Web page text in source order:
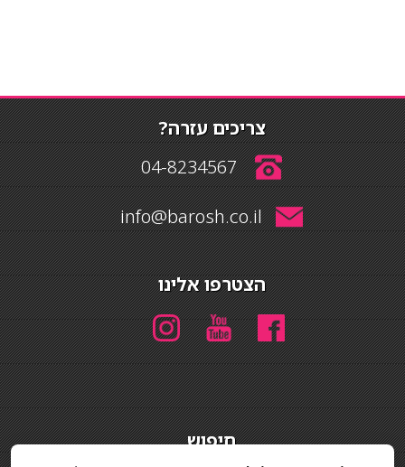
צריכים עזרה?
04-8234567
info@barosh.co.il
הצטרפו אלינו
חיפוש